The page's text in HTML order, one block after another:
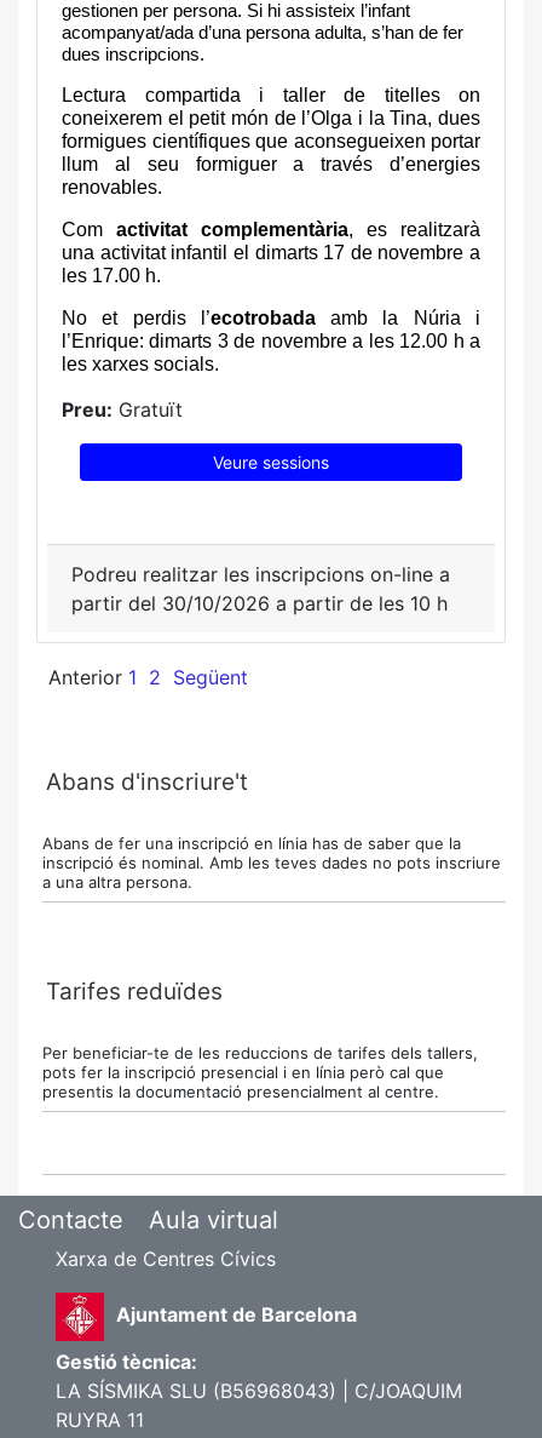
gestionen per persona. Si hi assisteix l’infant
acompanyat/ada d’una persona adulta, s’han de fer
dues inscripcions.
Lectura compartida i taller de titelles on
coneixerem el petit món de l’Olga i la Tina, dues
formigues científiques que aconsegueixen portar
llum al seu formiguer a través d’energies
renovables.
Com activitat complementària, es realitzarà
una activitat infantil el dimarts 17 de novembre a
les 17.00 h.
No et perdis l’ecotrobadaamb la Núria i
l’Enrique: dimarts 3 de novembre a les 12.00 h a
les xarxes socials.
Preu: Gratuït
Veure sessions
Podreu realitzar les inscripcions on-line a
partir del 30/10/2026 a partir de les 10 h
Anterior 1 2 Següent
Abans d'inscriure't
Abans de fer una inscripció en línia has de saber que la
inscripció és nominal. Amb les teves dades no pots inscriure
a una altra persona.
Tarifes reduïdes
Per beneficiar-te de les reduccions de tarifes dels tallers,
pots fer la inscripció presencial i en línia però cal que
presentis la documentació presencialment al centre.
Contacte Aula virtual
Xarxa de Centres Cívics
Ajuntament de Barcelona
Gestió tècnica:
LA SÍSMIKA SLU (B56968043) | C/JOAQUIM
RUYRA 11